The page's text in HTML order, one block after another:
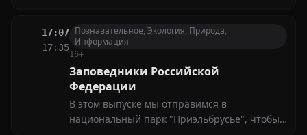
влияющих на глобальную повестку дня
17:07
17:35
Познавательное, Экология, Природа,
Информация
16+
Заповедники Российской
Федерации
В этом выпуске мы отправимся в
национальный парк "Приэльбрусье", чтобы